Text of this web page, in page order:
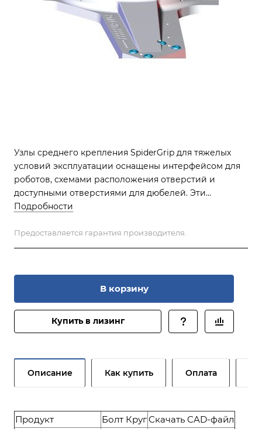
Узлы среднего крепления SpiderGrip для тяжелых
условий эксплуатации оснащены интерфейсом для
роботов, схемами расположения отверстий и
доступными отверстиями для дюбелей. Эти
крепления разработаны для концевых эффекторов
Подробности
Предоставляется гарантия производителя.
В корзину
Купить в лизинг
Описание Как купить Оплата
Продукт Болт КругСкачать CAD-файл